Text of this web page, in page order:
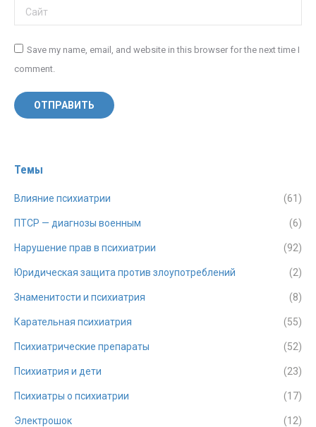
Сайт
Save my name, email, and website in this browser for the next time I
comment.
ОТПРАВИТЬ
Темы
Влияние психиатрии (61)
ПТСР — диагнозы военным (6)
Нарушение прав в психиатрии (92)
Юридическая защита против злоупотреблений (2)
Знаменитости и психиатрия (8)
Карательная психиатрия (55)
Психиатрические препараты (52)
Психиатрия и дети (23)
Психиатры о психиатрии (17)
Электрошок (12)